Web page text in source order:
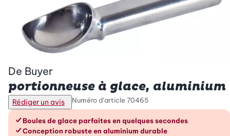
De Buyer
portionneuse à glace, aluminium
Rédiger un avis Numéro d’article 70465
Les avantages en un coup d’œil
Boules de glace parfaites en quelques secondes
Conception robuste en aluminium durable